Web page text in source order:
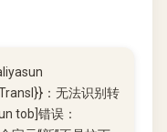
：无法识别转
tob]错误：